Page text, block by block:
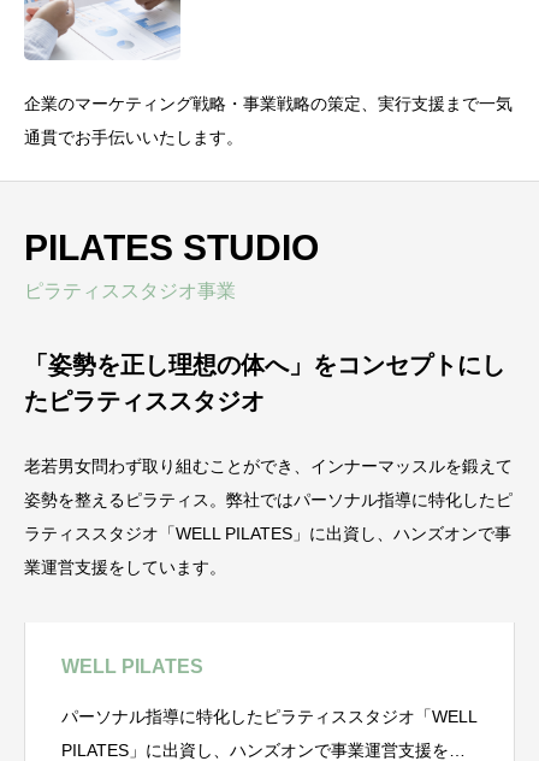
企業のマーケティング戦略・事業戦略の策定、実行支援まで一気
通貫でお手伝いいたします。
PILATES STUDIO
ピラティススタジオ事業
「姿勢を正し理想の体へ」をコンセプトにし
たピラティススタジオ
老若男女問わず取り組むことができ、インナーマッスルを鍛えて
姿勢を整えるピラティス。弊社ではパーソナル指導に特化したピ
ラティススタジオ「WELL PILATES」に出資し、ハンズオンで事
業運営支援をしています。
WELL PILATES
パーソナル指導に特化したピラティススタジオ「WELL
PILATES」に出資し、ハンズオンで事業運営支援をし